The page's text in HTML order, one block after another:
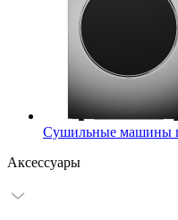
Сушильные машины
Аксессуары